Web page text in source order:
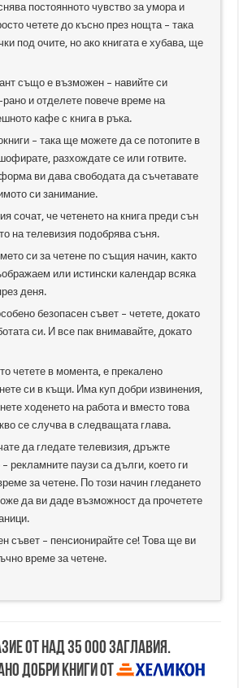
постоянното чувство за умора и
четете до късно през нощта – така
под очите, но ако книгата е хубава, ще
също е възможен – навийте си
рано и отделете повече време на
кафе с книга в ръка.
– така ще можете да се потопите в
разхождате се или готвите.
ви дава свободата да съчетавате
си занимание.
сочат, че четенето на книга преди сън
на телевизия подобрява съня.
си за четене по същия начин, както
или истински календар всяка
деня.
безопасен съвет – четете, докато
си. И все пак внимавайте, докато
четете в момента, е прекалено
си в къщи. Има куп добри извинения,
ходенето на работа и вместо това
се случва в следващата глава.
да гледате телевизия, дръжте
– рекламните паузи са дълги, което ги
за четене. По този начин гледането
да ви даде възможност да прочетете
съвет – пенсионирайте се! Това ще ви
време за четене.
от над 35 000 заглавия.
добри книги от